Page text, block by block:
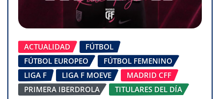
ACTUALIDAD
FÚTBOL
FÚTBOL EUROPEO
FÚTBOL FEMENINO
LIGA F
LIGA F MOEVE
MADRID CFF
PRIMERA IBERDROLA
TITULARES DEL DÍA